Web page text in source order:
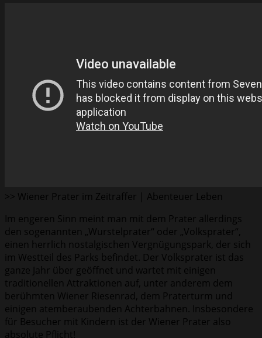
>> Wiener Prater im Zeitraffer | Abenteuer Leben
Im engeren Sinn meint man mit dem Prater allerdings
den sogenannten „Wurstelprater“ oder „Volksprater“,
einen herrlich nostalgischen Vergnügungspark, der sich
im Westteil des Parks befindet. Der Volksprater ist das
ganze Jahr über geöffnet und wartet mit einigen
traditionellen Attraktionen auf, unter anderem dem
berühmten Wiener Riesenrad, dem Praterturm und
einigen atemberaubenden Achterbahnen. Insbesondere
für Besucher mit Kindern ist der Wiener Prater also
absolute Pflicht!